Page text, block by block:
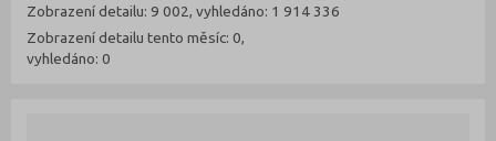
Zobrazení detailu: 9 002, vyhledáno: 1 914 336
Zobrazení detailu tento měsíc: 0,
vyhledáno: 0